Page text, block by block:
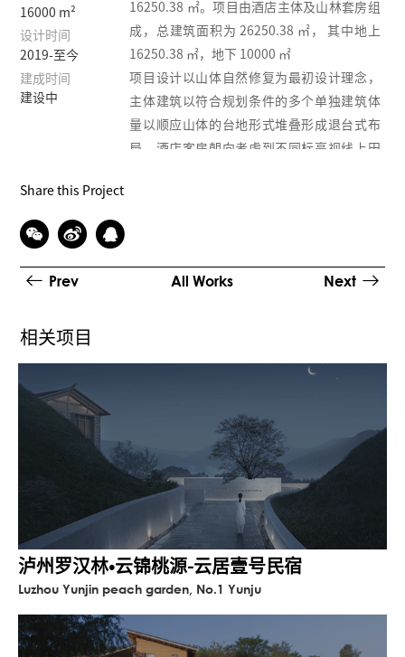
16250.38 ㎡。项目由酒店主体及山林套房组
成，总建筑面积为 26250.38 ㎡， 其中地上
16250.38 ㎡，地下 10000 ㎡
项目设计以山体自然修复为最初设计理念，
主体建筑以符合规划条件的多个单独建筑体
量以顺应山体的台地形式堆叠形成退台式布
局，酒店客房朝向考虑到不同标高视线上田
求不仅止于一个睡觉的旅馆，而是愈来愈注
重对酒店特色和文化的体验，因而酒店的绿
16000 m²
设计时间
2019-至今
建成时间
建设中
Share this Project
Prev All Works Next
相关项目
泸州罗汉林•云锦桃源-云居壹号民宿
Luzhou Yunjin peach garden, No.1 Yunju